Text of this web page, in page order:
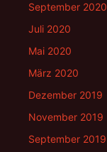
September 2020
Juli 2020
Mai 2020
März 2020
Dezember 2019
November 2019
September 2019